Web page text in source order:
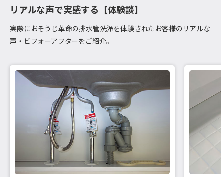
リアルな声で実感する【体験談】
実際におそうじ革命の排水管洗浄を体験されたお客様のリアルな
声・ビフォーアフターをご紹介。